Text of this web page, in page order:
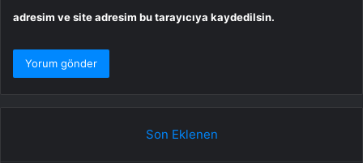
adresim ve site adresim bu tarayıcıya kaydedilsin.
Son Eklenen